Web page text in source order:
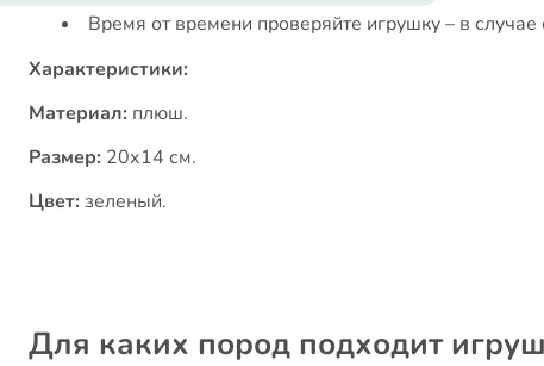
Время от времени проверяйте игрушку – в
Характеристики:
Материал: плюш.
Размер: 20х14 см.
Цвет: зеленый.
Для каких пород подходит